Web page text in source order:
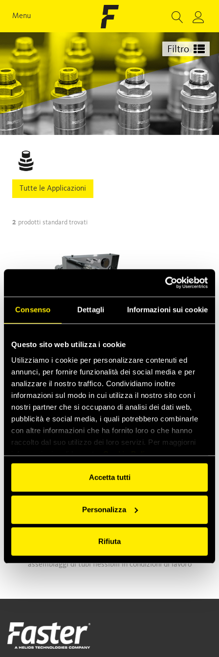
Consenso Dettagli Informazioni sui cookie
Questo sito web utilizza i cookie
Utilizziamo i cookie per personalizzare contenuti ed
annunci, per fornire funzionalità dei social media e per
analizzare il nostro traffico. Condividiamo inoltre
informazioni sul modo in cui utilizza il nostro sito con i
nostri partner che si occupano di analisi dei dati web,
pubblicità e social media, i quali potrebbero combinarle
con altre informazioni che ha fornito loro o che hanno
raccolto dal suo utilizzo dei loro servizi. Per maggiorni
Accetta tutti
Personalizza
Rifiuta
Menu
Filtro
Tutte le Applicazioni
2 prodotti standard trovati
Custom Multiconnections
Piastre per multiconnessioni a collegamento e
disconnessione rapida automatica o manuale.
raggruppare, instradare e proteggere i lunghi
assemblaggi di tubi flessibili in condizioni di lavoro